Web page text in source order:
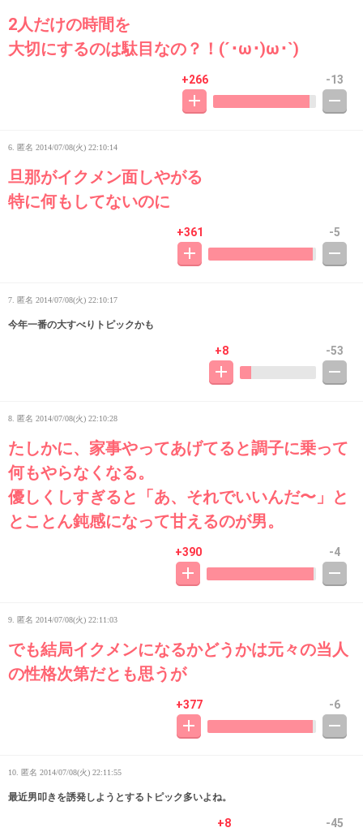
2人だけの時間を
大切にするのは駄目なの？！(´･ω･)ω･`)
+266 -13
6. 匿名 2014/07/08(火) 22:10:14
旦那がイクメン面しやがる
特に何もしてないのに
+361 -5
7. 匿名 2014/07/08(火) 22:10:17
今年一番の大すべりトピックかも
+8 -53
8. 匿名 2014/07/08(火) 22:10:28
たしかに、家事やってあげてると調子に乗って
何もやらなくなる。
優しくしすぎると「あ、それでいいんだ〜」と
とことん鈍感になって甘えるのが男。
+390 -4
9. 匿名 2014/07/08(火) 22:11:03
でも結局イクメンになるかどうかは元々の当人
の性格次第だとも思うが
+377 -6
10. 匿名 2014/07/08(火) 22:11:55
最近男叩きを誘発しようとするトピック多いよね。
+8 -45